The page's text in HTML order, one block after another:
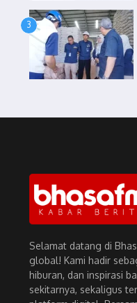
3
Selamat datang di
global! Kami hadir
hiburan, dan inspirasi
sekitarnya, sekaligus